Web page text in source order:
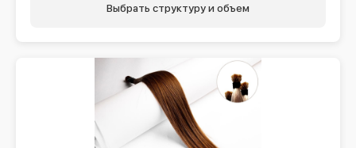
Выбрать структуру и объем